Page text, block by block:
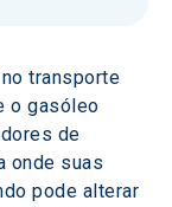
transporte
o gasóleo
de
onde suas
pode alterar